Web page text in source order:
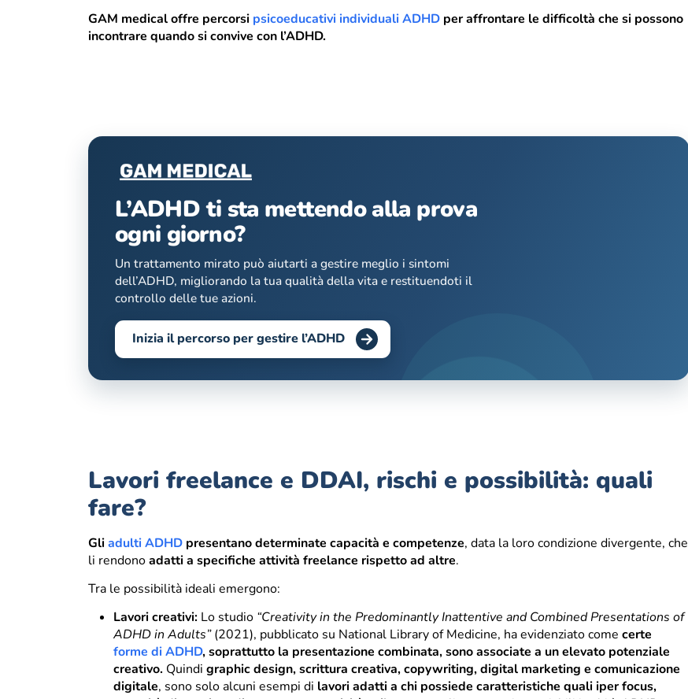
GAM medical offre percorsi psicoeducativi individuali ADHD per affrontare le difficoltà che si possono
incontrare quando si convive con l’ADHD.
L’ADHD ti sta mettendo alla prova
ogni giorno?
Un trattamento mirato può aiutarti a gestire meglio i sintomi
dell’ADHD, migliorando la tua qualità della vita e restituendoti il
controllo delle tue azioni.
Inizia il percorso per gestire l’ADHD
Lavori freelance e DDAI, rischi e possibilità: quali
fare?
Gliadulti ADHD presentano determinate capacità e competenze, data la loro condizione divergente, che
li rendonoadatti a specifiche attività freelance rispetto ad altre.
Tra le possibilità ideali emergono:
Lavori creativi: Lo studio “Creativity in the Predominantly Inattentive and Combined Presentations of
ADHD in Adults”(2021), pubblicato su National Library of Medicine, ha evidenziato come certe
forme di ADHD, soprattutto la presentazione combinata, sono associate a un elevato potenziale
creativo. Quindi graphic design, scrittura creativa, copywriting, digital marketing e comunicazione
digitale, sono solo alcuni esempi di lavori adatti a chi possiede caratteristiche quali iper focus,